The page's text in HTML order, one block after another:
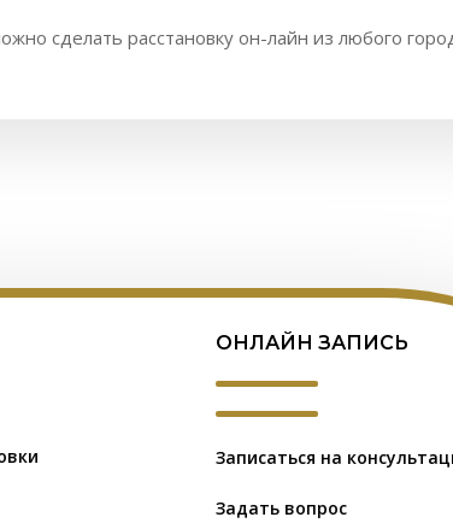
сделать расстановку он-лайн из любого
ОНЛАЙН ЗАПИСЬ
Записаться на
Задать вопрос